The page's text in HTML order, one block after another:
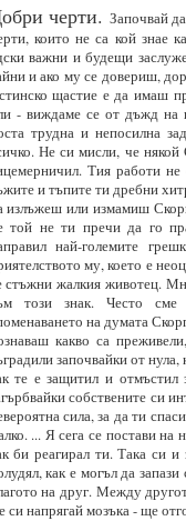
черти. Започвай
които не са кой знае
важни и будещи
и ако му се довериш,
щастие е да имаш
- виждаме се от дъжд на
трудна и непосилна
Не си мисли, че някой
Тия работи не
и тъпите ти дребни
излъжеш или измамиш
той не ти пречи да го
най-големите
му, което е
стъжни жалкия животец.
този знак. Често сме
на думата
какво са
започвайки от
те е защитил и
собствените си
сила, за да ти
... Я сега се постави на
би реагирал ти. Така си
как е могъл да
на друг. Между
си напрягай мозъка - ще